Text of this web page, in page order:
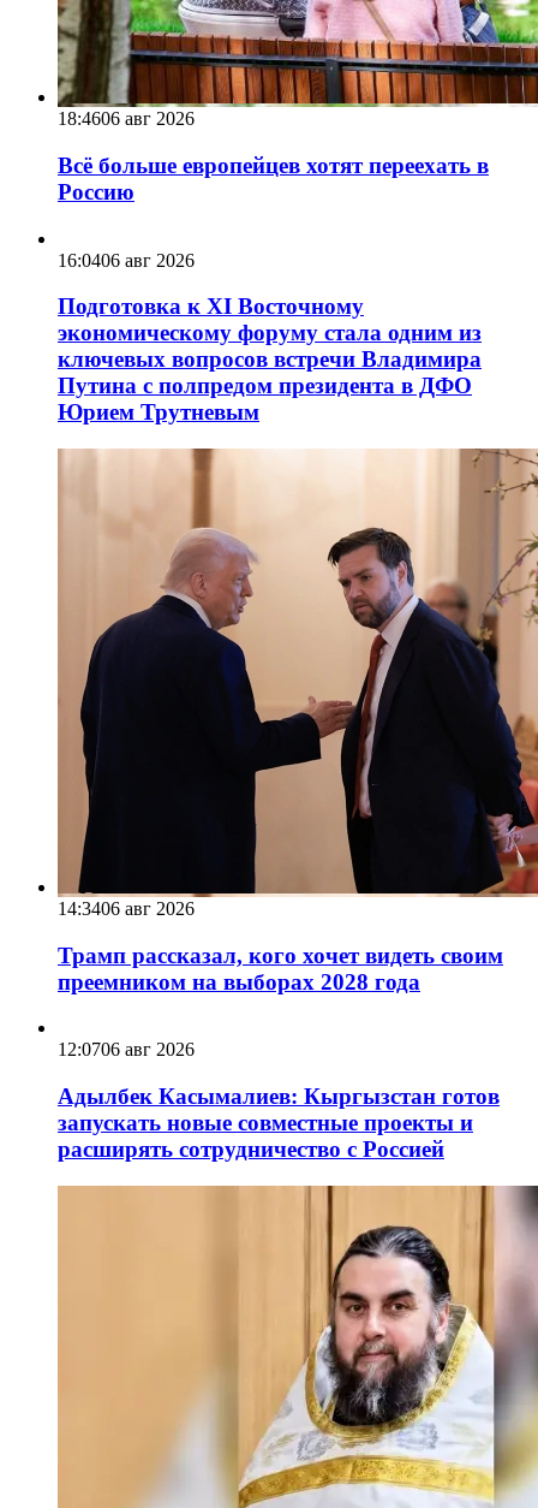
18:4606 авг 2026
Всё больше европейцев хотят переехать в
Россию
16:0406 авг 2026
Подготовка к XI Восточному
экономическому форуму стала одним из
ключевых вопросов встречи Владимира
Путина с полпредом президента в ДФО
Юрием Трутневым
14:3406 авг 2026
Трамп рассказал, кого хочет видеть своим
преемником на выборах 2028 года
12:0706 авг 2026
Адылбек Касымалиев: Кыргызстан готов
запускать новые совместные проекты и
расширять сотрудничество с Россией